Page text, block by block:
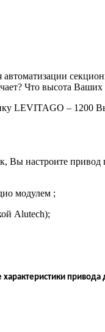
автоматизации
Что высота
LEVITAGO – 1200
Вы настроите
модулем ;
Alutech);
характеристики